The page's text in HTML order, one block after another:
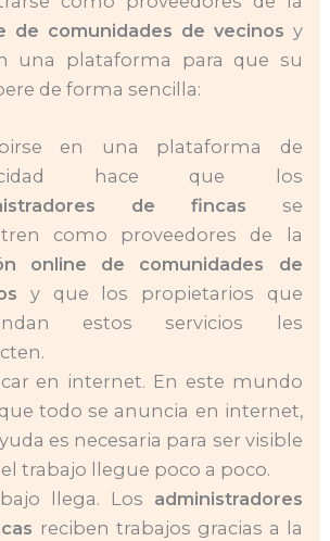
de comunidades de vecinos y
una plataforma para que su
de forma sencilla:
en una plataforma de
hace que los
de fincas se
como proveedores de la
online de comunidades de
y que los propietarios que
estos servicios les
en internet. En este mundo
todo se anuncia en internet,
es necesaria para ser visible
trabajo llegue poco a poco.
llega. Los administradores
reciben trabajos gracias a la